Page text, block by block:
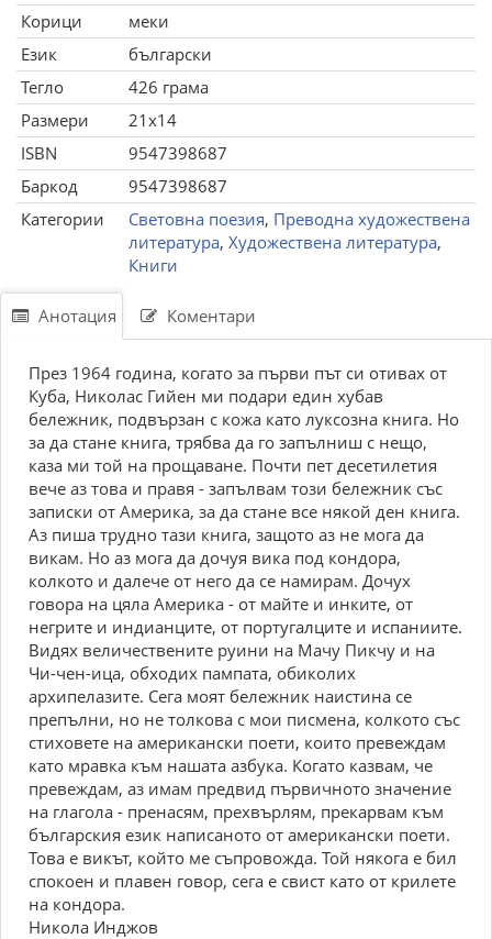
Корици
меки
Език
български
Тегло
426 грама
Размери
21x14
ISBN
9547398687
Баркод
9547398687
Категории
Световна поезия, Преводна художествена
литература, Художествена литература,
Книги
Анотация Коментари
През 1964 година, когато за първи път си отивах от
Куба, Николас Гийен ми подари един хубав
бележник, подвързан с кожа като луксозна книга. Но
за да стане книга, трябва да го запълниш с нещо,
каза ми той на прощаване. Почти пет десетилетия
вече аз това и правя - запълвам този бележник със
записки от Америка, за да стане все някой ден книга.
Аз пиша трудно тази книга, защото аз не мога да
викам. Но аз мога да дочуя вика под кондора,
колкото и далече от него да се намирам. Дочух
говора на цяла Америка - от майте и инките, от
негрите и индианците, от португалците и испаниите.
Видях величествените руини на Мачу Пикчу и на
Чи-чен-ица, обходих пампата, обиколих
архипелазите. Сега моят бележник наистина се
препълни, но не толкова с мои писмена, колкото със
стиховете на американски поети, които превеждам
като мравка към нашата азбука. Когато казвам, че
превеждам, аз имам предвид първичното значение
на глагола - пренасям, прехвърлям, прекарвам към
българския език написаното от американски поети.
Това е викът, който ме съпровожда. Той някога е бил
спокоен и плавен говор, сега е свист като от крилете
на кондора.
Никола Инджов